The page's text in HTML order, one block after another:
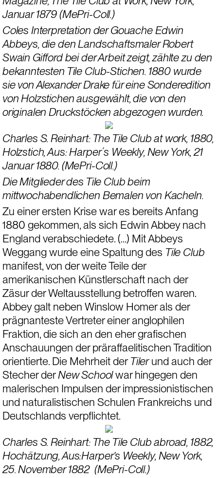
Januar 1879 (MePri-Coll.)
Coles Interpretation der Gouache Edwin
Abbeys, die den Landschaftsmaler Robert
Swain Gifford bei der Arbeit zeigt, zählte zu den
bekanntesten Tile Club-Stichen. 1880 wurde
sie von Alexander Drake für eine Sonderedition
von Holzstichen ausgewählt, die von den
originalen Druckstöcken abgezogen wurden.
Charles S. Reinhart: The Tile Club at work, 1880,
Holzstich, Aus: Harper´s Weekly, New York, 21
Januar 1880. (MePri-Coll.)
Die Mitglieder des Tile Club beim
mittwochabendlichen Bemalen von Kacheln.
Zu einer ersten Krise war es bereits Anfang
1880 gekommen, als sich Edwin Abbey nach
England verabschiedete. (…) Mit Abbeys
Weggang wurde eine Spaltung des Tile Club
manifest, von der weite Teile der
amerikanischen Künstlerschaft nach der
Zäsur der Weltausstellung betroffen waren.
Abbey galt neben Winslow Homer als der
prägnanteste Vertreter einer anglophilen
Fraktion, die sich an den eher grafischen
Anschauungen der präraffaelitischen Tradition
orientierte. Die Mehrheit der Tiler und auch der
Stecher der New School war hingegen den
malerischen Impulsen der impressionistischen
und naturalistischen Schulen Frankreichs und
Deutschlands verpflichtet.
Charles S. Reinhart: The Tile Club abroad, 1882,
Hochätzung, Aus:Harper’s Weekly, New York,
25. November 1882  (MePri-Coll.)